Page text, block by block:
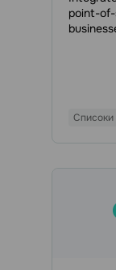
point-
Списоки